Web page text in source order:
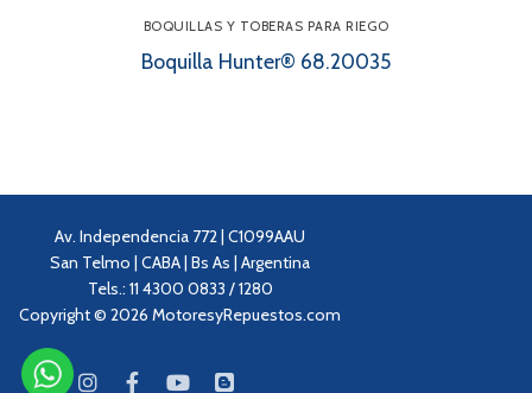
BOQUILLAS Y TOBERAS PARA RIEGO
Boquilla Hunter® 68.20035
Av. Independencia 772 | C1099AAU
San Telmo | CABA | Bs As | Argentina
Tels.: 11 4300 0833 / 1280
Copyright © 2026 MotoresyRepuestos.com